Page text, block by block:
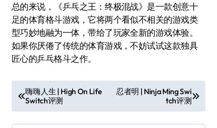
总的来说，《乒乓之王：终极混战》是一款创意十
足的体育格斗游戏，它将两个看似不相关的游戏类
型巧妙地融为一体，带给了玩家全新的游戏体验。
如果你厌倦了传统的体育游戏，不妨试试这款独具
匠心的乒乓格斗之作。
章
导
嗨嗨人生 | High On Life
Switch评测
忍者明 | Ninja Ming Swi
tch评测